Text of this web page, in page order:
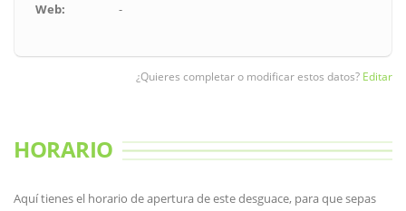
Web:
-
¿Quieres completar o modificar estos datos? Editar
HORARIO
Aquí tienes el horario de apertura de este desguace, para que sepas